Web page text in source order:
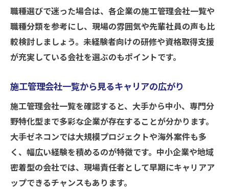
職種選びで迷った場合は、各企業の施工管理会社一覧や
職種分類を参考にし、現場の雰囲気や先輩社員の声も比
較検討しましょう。未経験者向けの研修や資格取得支援
が充実している会社を選ぶのもポイントです。
施工管理会社一覧から見るキャリアの広がり
施工管理会社一覧を確認すると、大手から中小、専門分
野特化型まで多彩な企業が存在することが分かります。
大手ゼネコンでは大規模プロジェクトや海外案件も多
く、幅広い経験を積めるのが特徴です。中小企業や地域
密着型の会社では、現場責任者として早期にキャリアア
ップできるチャンスもあります。